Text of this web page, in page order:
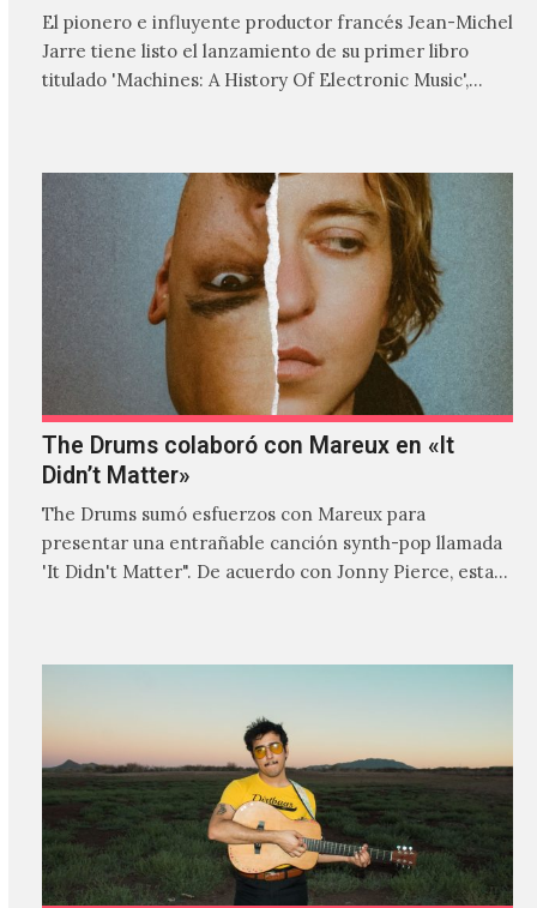
El pionero e influyente productor francés Jean-Michel
Jarre tiene listo el lanzamiento de su primer libro
titulado 'Machines: A History Of Electronic Music',
The Drums colaboró con Mareux en «It
Didn’t Matter»
The Drums sumó esfuerzos con Mareux para
presentar una entrañable canción synth-pop llamada
'It Didn't Matter". De acuerdo con Jonny Pierce, esta